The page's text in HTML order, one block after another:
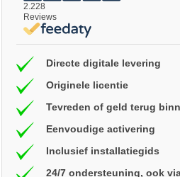
2.228
Reviews
Directe digitale levering
Originele licentie
Tevreden of geld terug
Eenvoudige activering
Inclusief installatiegids
24/7 ondersteuning, ook